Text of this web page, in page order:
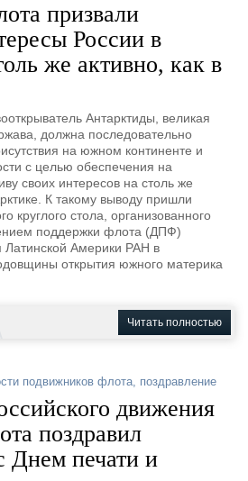
призвали
России в
же активно, как в
Антарктиды, великая
должна последовательно
на южном континенте и
с целью обеспечения на
своих интересов на столь же
К такому выводу пришли
круглого стола, организованного
поддержки флота (ДПФ)
Латинской Америки РАН в
открытия южного материка
Читать полностью
подвижников флота, поздравление
движения
поздравил
Днем печати и